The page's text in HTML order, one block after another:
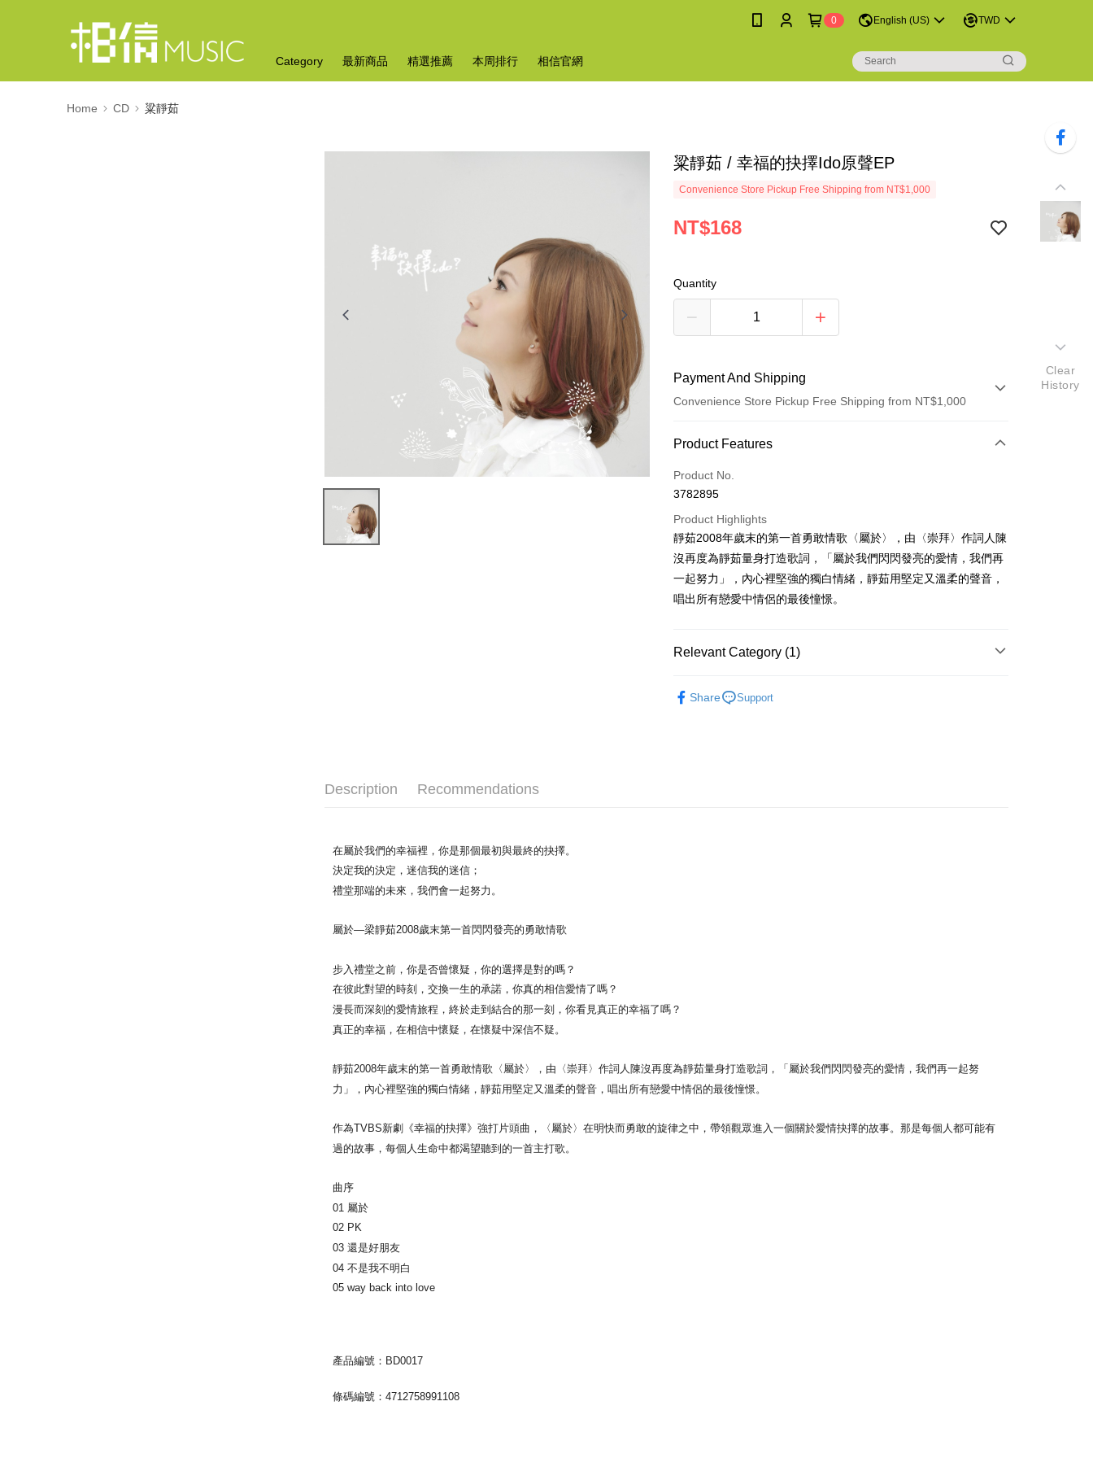
0 English (US) TWD
Category 最新商品 精選推薦 本周排行 相信官網
Home CD 粱靜茹
粱靜茹 / 幸福的抉擇Ido原聲EP
Convenience Store Pickup Free Shipping from NT$1,000
NT$168
Quantity
Payment And Shipping
Convenience Store Pickup Free Shipping from NT$1,000
Payment Method
Credit Card (Full Payment)
Convenience Store Pickup and Pay
LINE Pay
Apple Pay
Plus Pay
Product Features
Product No.
3782895
Product Highlights
靜茹2008年歲末的第一首勇敢情歌〈屬於〉，由〈崇拜〉作詞人陳
沒再度為靜茹量身打造歌詞，「屬於我們閃閃發亮的愛情，我們再
一起努力」，內心裡堅強的獨白情緒，靜茹用堅定又溫柔的聲音，
唱出所有戀愛中情侶的最後憧憬。
Relevant Category (1)
Share
Support
Description Recommendations
在屬於我們的幸福裡，你是那個最初與最終的抉擇。
決定我的決定，迷信我的迷信；
禮堂那端的未來，我們會一起努力。
屬於—梁靜茹2008歲末第一首閃閃發亮的勇敢情歌
步入禮堂之前，你是否曾懷疑，你的選擇是對的嗎？
在彼此對望的時刻，交換一生的承諾，你真的相信愛情了嗎？
漫長而深刻的愛情旅程，終於走到結合的那一刻，你看見真正的幸福了嗎？
真正的幸福，在相信中懷疑，在懷疑中深信不疑。
靜茹2008年歲末的第一首勇敢情歌〈屬於〉，由〈崇拜〉作詞人陳沒再度為靜茹量身打造歌詞，「屬於我們閃閃發亮的愛情，我們再一起努
力」，內心裡堅強的獨白情緒，靜茹用堅定又溫柔的聲音，唱出所有戀愛中情侶的最後憧憬。
作為TVBS新劇《幸福的抉擇》強打片頭曲，〈屬於〉在明快而勇敢的旋律之中，帶領觀眾進入一個關於愛情抉擇的故事。那是每個人都可能有
過的故事，每個人生命中都渴望聽到的一首主打歌。
曲序
01 屬於
02 PK
03 還是好朋友
04 不是我不明白
05 way back into love
產品編號：BD0017
條碼編號：4712758991108
Clear
History